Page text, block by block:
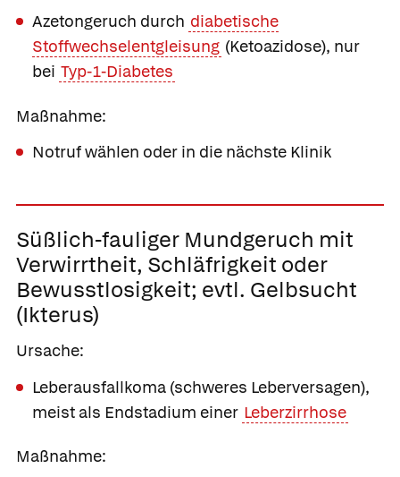
Azetongeruch durch diabetische
Stoffwechselentgleisung (Ketoazidose), nur
bei Typ-1-Diabetes
Maßnahme:
Notruf wählen oder in die nächste Klinik
Süßlich-fauliger Mundgeruch mit
Verwirrtheit, Schläfrigkeit oder
Bewusstlosigkeit; evtl. Gelbsucht
(Ikterus)
Ursache:
Leberausfallkoma (schweres Leberversagen),
meist als Endstadium einer Leberzirrhose
Maßnahme: